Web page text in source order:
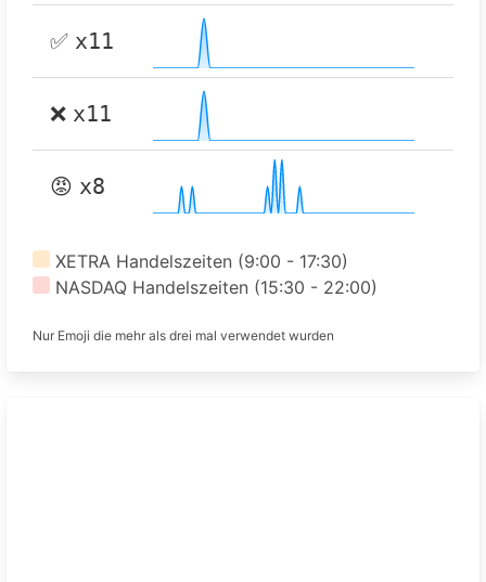
✅ x11
❌ x11
😡 x8
XETRA Handelszeiten (9:00 - 17:30)
NASDAQ Handelszeiten (15:30 - 22:00)
Nur Emoji die mehr als drei mal verwendet wurden